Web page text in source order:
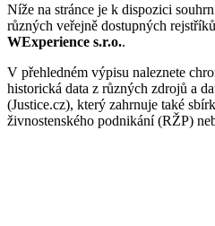
Níže na stránce je k dispozici
různých veřejně dostupných
WExperience s.r.o..
V přehledném výpisu naleznete
historická data z různých zdrojů a
(Justice.cz), který zahrnuje také
živnostenského podnikání (RŽP)